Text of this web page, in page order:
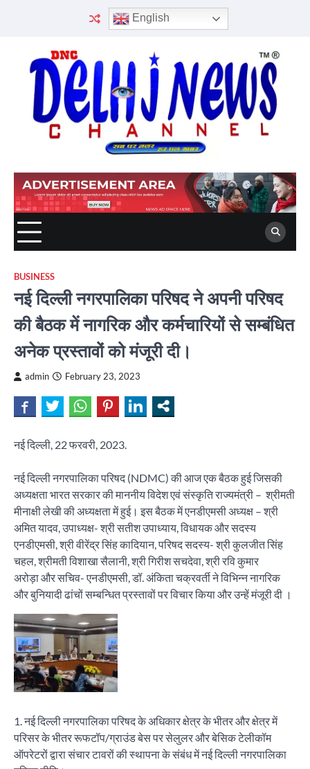
English
BUSINESS
नई दिल्ली नगरपालिका परिषद ने अपनी परिषद
की बैठक में नागरिक और कर्मचारियों से सम्बंधित
अनेक प्रस्तावों को मंजूरी दी।
admin February 23, 2023
नई दिल्ली, 22 फरवरी, 2023.
नई दिल्ली नगरपालिका परिषद (NDMC) की आज एक बैठक हुई जिसकी
अध्यक्षता भारत सरकार की माननीय विदेश एवं संस्कृति राज्यमंत्री – श्रीमती
मीनाक्षी लेखी की अध्यक्षता में हुई। इस बैठक में एनडीएमसी अध्यक्ष – श्री
अमित यादव, उपाध्यक्ष- श्री सतीश उपाध्याय, विधायक और सदस्य
एनडीएमसी, श्री वीरेंद्र सिंह कादियान, परिषद सदस्य- श्री कुलजीत सिंह
चहल, श्रीमती विशाखा सैलानी, श्री गिरीश सचदेवा, श्री रवि कुमार
अरोड़ा और सचिव- एनडीएमसी, डॉ. अंकिता चक्रवर्ती ने विभिन्न नागरिक
और बुनियादी ढांचों सम्बन्धित प्रस्तावों पर विचार किया और उन्हें मंजूरी दी ।
1. नई दिल्ली नगरपालिका परिषद के अधिकार क्षेत्र के भीतर और क्षेत्र में
परिसर के भीतर रूफटॉप/ग्राउंड बेस पर सेलुलर और बेसिक टेलीकॉम
ऑपरेटरों द्वारा संचार टावरों की स्थापना के संबंध में नई दिल्ली नगरपालिका